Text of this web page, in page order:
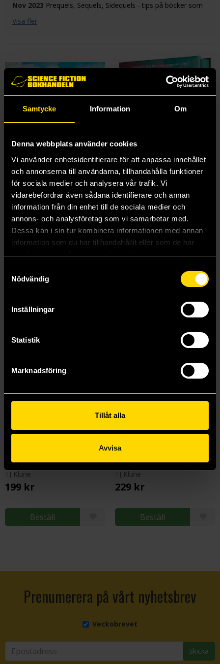
Samtycke Information Om
Denna webbplats använder cookies
Vi använder enhetsidentifierare för att anpassa innehållet
och annonserna till användarna, tillhandahålla funktioner
för sociala medier och analysera vår trafik. Vi
vidarebefordrar även sådana identifierare och annan
information från din enhet till de sociala medier och
annons- och analysföretag som vi samarbetar med.
Dessa kan i sin tur kombinera informationen med annan
information som du har tillhandahållit eller som de har
samlat in när du har använt deras tjänster.
Nödvändig
Inställningar
Statistik
Marknadsföring
Tillåt alla
Avvisa
Nov 2023 Prequels, Sequels, Sidequels - tips på böcker som
Visa fler
The House in the Cerulean Sea
TJ Klune
189 kr
Beställ
TJ Klune
349 kr
Under the Whispering Door
TJ Klune
199 kr
Beställ
Wolfsong
TJ Klune
229 kr
Beställ
Prenumerera på vårt nyhetsbrev
Veckobrevet
Skicka